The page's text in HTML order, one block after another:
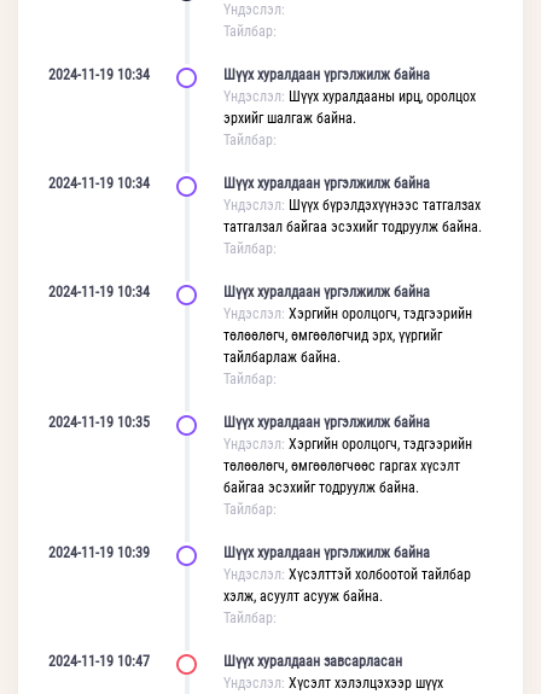
Үндэслэл:
Тайлбар:
2024-11-19 10:34
Шүүх хуралдаан үргэлжилж байна
Үндэслэл: Шүүх хуралдааны ирц, оролцох
эрхийг шалгаж байна.
Тайлбар:
2024-11-19 10:34
Шүүх хуралдаан үргэлжилж байна
Үндэслэл: Шүүх бүрэлдэхүүнээс татгалзах
татгалзал байгаа эсэхийг тодруулж байна.
Тайлбар:
2024-11-19 10:34
Шүүх хуралдаан үргэлжилж байна
Үндэслэл: Хэргийн оролцогч, тэдгээрийн
төлөөлөгч, өмгөөлөгчид эрх, үүргийг
тайлбарлаж байна.
Тайлбар:
2024-11-19 10:35
Шүүх хуралдаан үргэлжилж байна
Үндэслэл: Хэргийн оролцогч, тэдгээрийн
төлөөлөгч, өмгөөлөгчөөс гаргах хүсэлт
байгаа эсэхийг тодруулж байна.
Тайлбар:
2024-11-19 10:39
Шүүх хуралдаан үргэлжилж байна
Үндэслэл: Хүсэлттэй холбоотой тайлбар
хэлж, асуулт асууж байна.
Тайлбар:
2024-11-19 10:47
Шүүх хуралдаан завсарласан
Үндэслэл: Хүсэлт хэлэлцэхээр шүүх